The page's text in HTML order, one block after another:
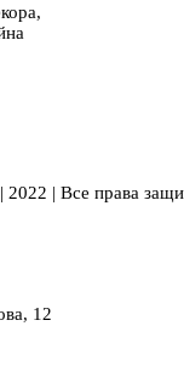
2022 | Все права
12